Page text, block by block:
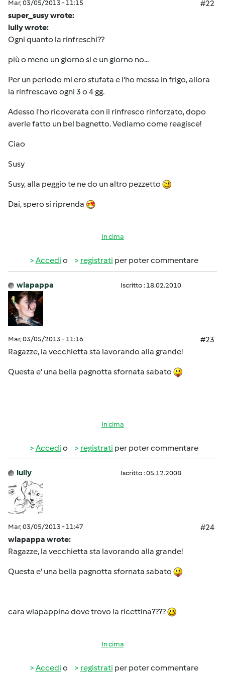
Mar, 03/05/2013 - 11:15
#22
super_susy wrote:
lully wrote:
Ogni quanto la rinfreschi??
più o meno un giorno si e un giorno no...
Per un periodo mi ero stufata e l'ho messa in frigo, allora
la rinfrescavo ogni 3 o 4 gg.
Adesso l'ho ricoverata con il rinfresco rinforzato, dopo
averle fatto un bel bagnetto. Vediamo come reagisce!
Ciao
Susy
Susy, alla peggio te ne do un altro pezzetto
Dai, spero si riprenda
In cima
Accedi o registrati per poter commentare
wlapappa Iscritto : 18.02.2010
Mar, 03/05/2013 - 11:16
#23
Ragazze, la vecchietta sta lavorando alla grande!
Questa e' una bella pagnotta sfornata sabato
In cima
Accedi o registrati per poter commentare
lully Iscritto : 05.12.2008
Mar, 03/05/2013 - 11:47
#24
wlapappa wrote:
Ragazze, la vecchietta sta lavorando alla grande!
Questa e' una bella pagnotta sfornata sabato
cara wlapappina dove trovo la ricettina????
In cima
Accedi o registrati per poter commentare